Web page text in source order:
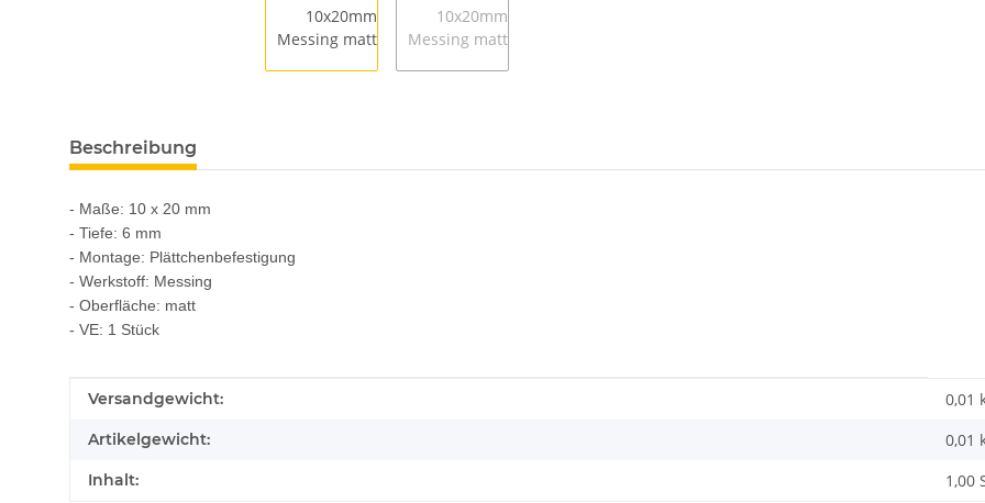
Beschreibung
- Maße: 10 x 20 mm
- Tiefe: 6 mm
- Montage: Plättchenbefestigung
- Werkstoff: Messing
- Oberfläche: matt
- VE: 1 Stück
Produkteigenschaft
Wert
Versandgewicht: 0,01
Artikelgewicht: 0,01
Inhalt: 1,00